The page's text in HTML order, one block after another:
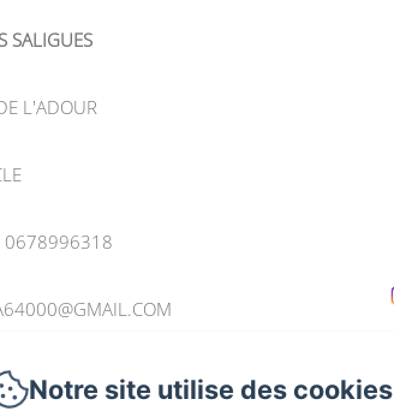
SALIGUES
L'ADOUR
0678996318
Notre site utilise des cookies